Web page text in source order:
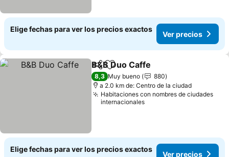
Elige fechas para ver los precios exactos
Ver precios
CompartirAgregar a favoritos
B&B Duo Caffe
8,3 Muy bueno
880
a 2.0 km de: Centro de la ciudad
Habitaciones con nombres de ciudades
internacionales
Elige fechas para ver los precios exactos
Ver precios